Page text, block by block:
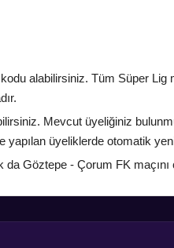
alabilirsiniz. Tüm Süper Lig
Mevcut üyeliğiniz
üyeliklerde otomatik
Göztepe - Çorum FK maçını